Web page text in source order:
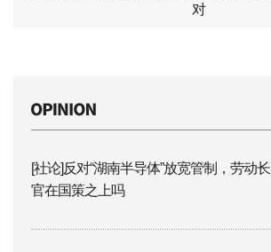
对
[社论]反对“湖南半导体”放宽管制，劳动长
官在国策之上吗